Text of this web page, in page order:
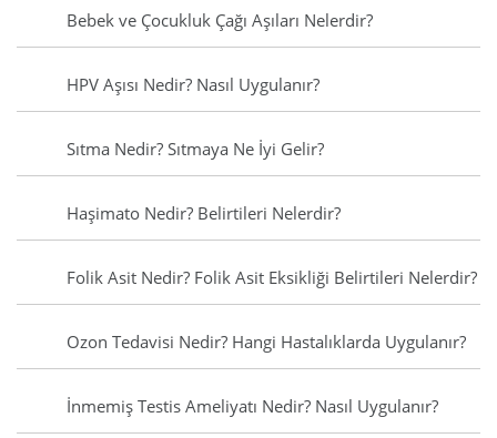
Bebek ve Çocukluk Çağı Aşıları Nelerdir?
HPV Aşısı Nedir? Nasıl Uygulanır?
Sıtma Nedir? Sıtmaya Ne İyi Gelir?
Haşimato Nedir? Belirtileri Nelerdir?
Folik Asit Nedir? Folik Asit Eksikliği Belirtileri Nelerdir?
Ozon Tedavisi Nedir? Hangi Hastalıklarda Uygulanır?
İnmemiş Testis Ameliyatı Nedir? Nasıl Uygulanır?